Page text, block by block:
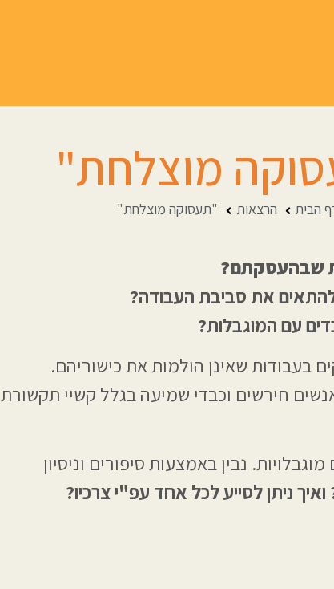
מוצלחת"
הבית הרצאות "תעסוקה מוצלחת"
שבהעסקתם?
ולהתאים את סביבת העבודה?
עם המוגבלות?
בעבודות שאינן הולמות את כישוריהם.
חירשים וכבדי שמיעה בגלל קשיי תקשורת
נבין באמצעות סיפורים וניסיון
ואיך ניתן לסייע לכל אחד עפ"י צרכיו?